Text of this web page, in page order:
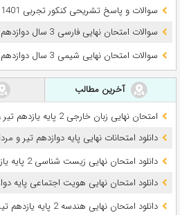
سوالات و پاسخ تشریحی کنکور تجربی 1401
سوالات امتحان نهایی فارسی 3 سال دوازدهم (1397 تا 1405)
سوالات امتحان نهایی شیمی 3 سال دوازدهم (1397 تا 1405)
آخرین مطالب
امتحان نهایی زبان خارجی 2 پایه یازدهم تیر و مرداد 1405 + فایل صوتی
دانلود امتحانات نهایی پایه دوازدهم تیر و مرداد
دانلود امتحان نهایی زیست شناسی 2 پایه یازدهم تیر 1405 + پاسخ
دانلود امتحان نهایی هویت اجتماعی پایه دوازدهم تیر
دانلود امتحان نهایی هندسه 2 پایه یازدهم تیر 1405 + پاسخ